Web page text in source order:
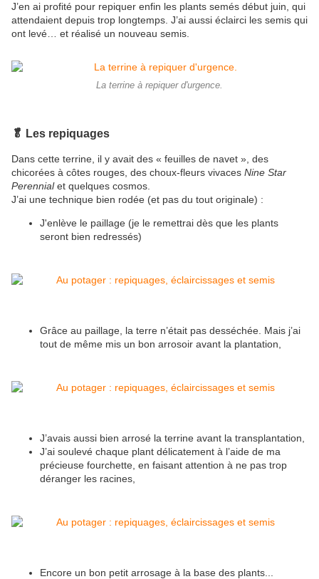
J’en ai profité pour repiquer enfin les plants semés début juin, qui
attendaient depuis trop longtemps. J’ai aussi éclairci les semis qui
ont levé… et réalisé un nouveau semis.
La terrine à repiquer d'urgence.
🥬 Les repiquages
Dans cette terrine, il y avait des « feuilles de navet », des
chicorées à côtes rouges, des choux-fleurs vivaces Nine Star
Perennialet quelques cosmos.
J’ai une technique bien rodée (et pas du tout originale) :
J'enlève le paillage (je le remettrai dès que les plants
seront bien redressés)
Grâce au paillage, la terre n’était pas desséchée. Mais j’ai
tout de même mis un bon arrosoir avant la plantation,
J’avais aussi bien arrosé la terrine avant la transplantation,
J’ai soulevé chaque plant délicatement à l’aide de ma
précieuse fourchette, en faisant attention à ne pas trop
déranger les racines,
Encore un bon petit arrosage à la base des plants...